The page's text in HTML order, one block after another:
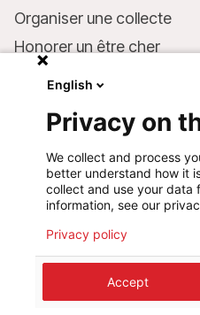
Organiser une collecte
Honorer un être cher
Faire un don
Coordonnées
LU75 1111 0000 4848
Comportement
Médecins Sans
English
Privacy on
We collect and process
better understand how it
collect and use your data
information, see our
Privacy policy
Accept